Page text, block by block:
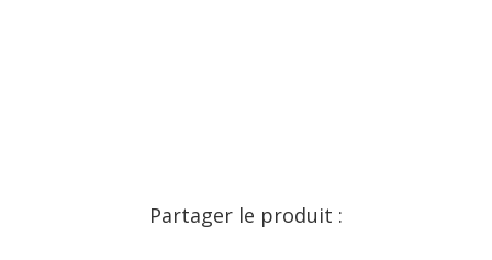
Partager le produit :